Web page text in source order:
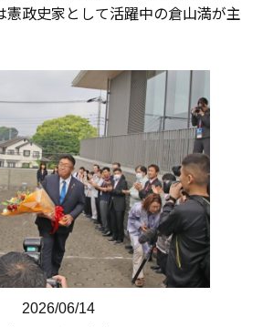
憲政史家として活躍中の倉山満が主
2026/06/14